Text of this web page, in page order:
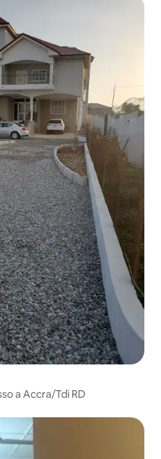
a Accra/Tdi RD